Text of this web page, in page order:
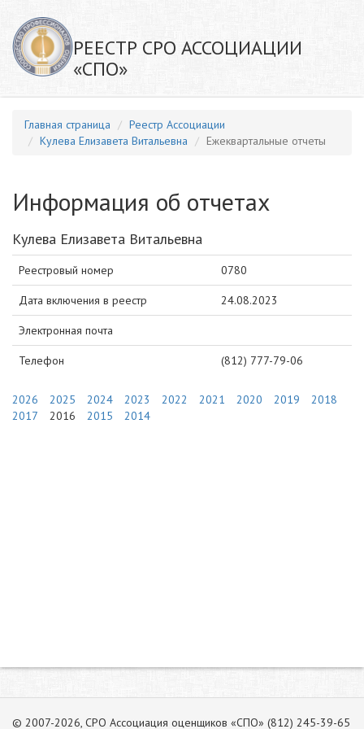
РЕЕСТР СРО АССОЦИАЦИИ
«СПО»
Главная страница
Реестр Ассоциации
Кулева Елизавета Витальевна
Ежеквартальные отчеты
Информация об отчетах
Кулева Елизавета Витальевна
Реестровый номер 0780
Дата включения в реестр 24.08.2023
Электронная почта
Телефон (812) 777-79-06
2026 2025 2024 2023 2022 2021 2020 2019
2018
2017
2016 2015 2014
© 2007-2026, СРО Ассоциация оценщиков «СПО» (812) 245-39-65